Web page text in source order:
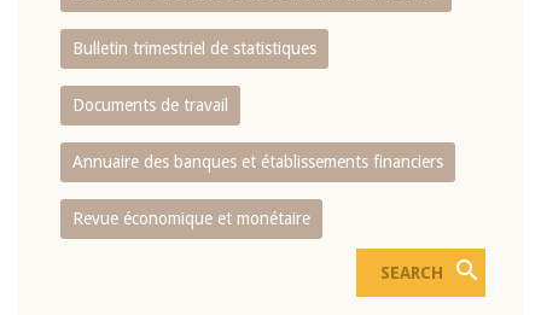
Bulletin trimestriel de statistiques
Documents de travail
Annuaire des banques et établissements financiers
Revue économique et monétaire